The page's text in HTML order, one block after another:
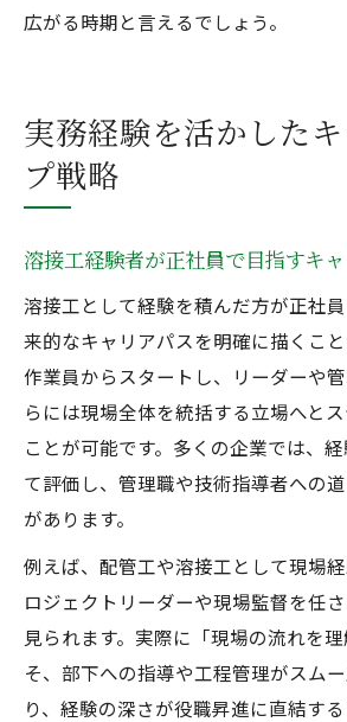
広がる時期と言えるでしょう。
実務経験を活かした
プ戦略
溶接工経験者が正社員で目指すキ
溶接工として経験を積んだ方が正社
来的なキャリアパスを明確に描くこ
作業員からスタートし、リーダーや
らには現場全体を統括する立場へと
ことが可能です。多くの企業では、
て評価し、管理職や技術指導者への
があります。
例えば、配管工や溶接工として現場
ロジェクトリーダーや現場監督を任
見られます。実際に「現場の流れを
そ、部下への指導や工程管理がスム
り、経験の深さが役職昇進に直結する